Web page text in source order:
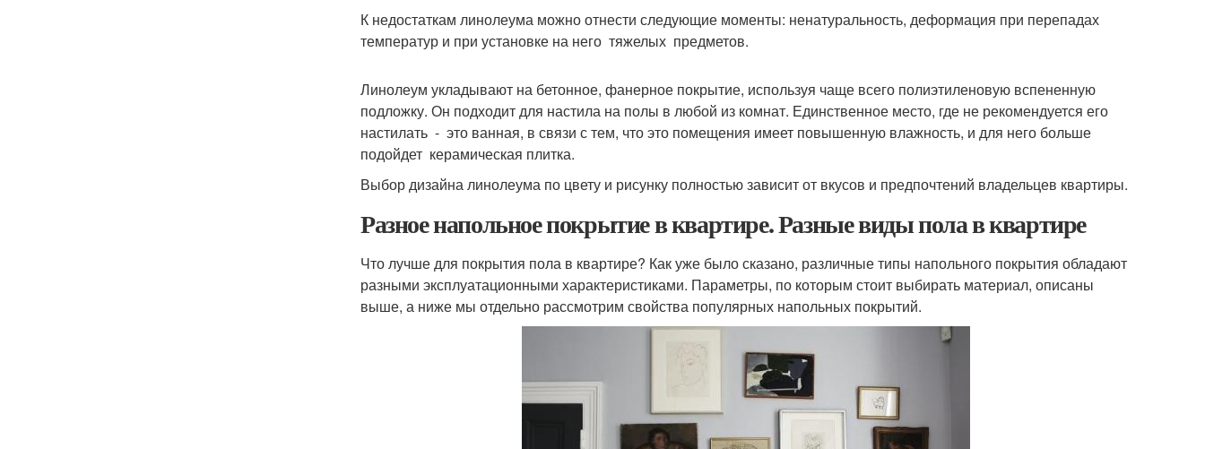
К недостаткам линолеума можно отнести следующие моменты: ненатуральность, деформация при перепадах
температур и при установке на него тяжелых предметов.
Линолеум укладывают на бетонное, фанерное покрытие, используя чаще всего полиэтиленовую вспененную
подложку. Он подходит для настила на полы в любой из комнат. Единственное место, где не рекомендуется его
настилать - это ванная, в связи с тем, что это помещения имеет повышенную влажность, и для него больше
подойдет керамическая плитка.
Выбор дизайна линолеума по цвету и рисунку полностью зависит от вкусов и предпочтений владельцев квартиры.
Разное напольное покрытие в квартире. Разные виды пола в квартире
Что лучше для покрытия пола в квартире? Как уже было сказано, различные типы напольного покрытия обладают
разными эксплуатационными характеристиками. Параметры, по которым стоит выбирать материал, описаны
выше, а ниже мы отдельно рассмотрим свойства популярных напольных покрытий.